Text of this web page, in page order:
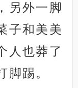
另外一脚
子和美美
人也莽了
脚踢。